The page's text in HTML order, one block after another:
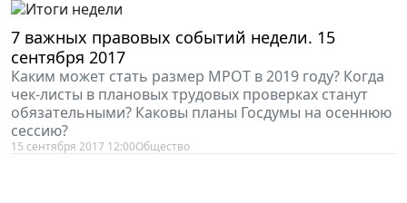
7 важных правовых событий недели. 15
сентября 2017
Каким может стать размер МРОТ в 2019 году? Когда
чек-листы в плановых трудовых проверках станут
обязательными? Каковы планы Госдумы на осеннюю
сессию?
15 сентября 2017 12:00Общество